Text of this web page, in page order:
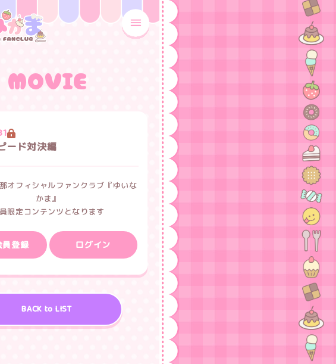
MENU OPEN
MOVIE
ード対決編
オフィシャルファンクラブ『ゆいな
かま』
限定コンテンツとなります
員登録 ログイン
BACK to LIST